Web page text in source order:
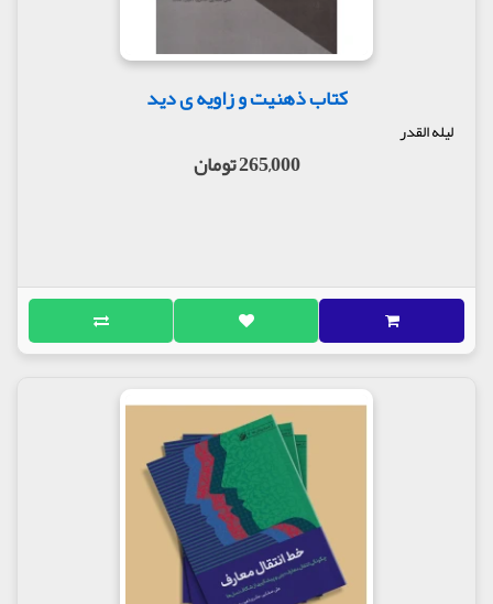
کتاب ذهنیت و زاویه ی دید
لیله القدر
265,000 تومان